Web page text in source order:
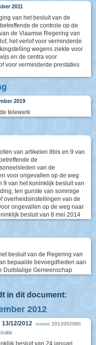
2011
van het besluit van de
de controle op de
de Vlaamse Regering van
het verlof voor verminderde
wegens ziekte voor
en de centra voor
voor verminderde prestaties
2019
telewerk
van artikelen 8bis en 9 van
de
van de
voor ongevallen op de weg
9 van het koninklijk besluit van
ten gunste van sommige
overheidsinstellingen van de
ongevallen op de weg naar
besluit van 8 mei 2014
besluit van de Regering van
bepaalde bevoegdheden aan
Duitstalige Gemeenschap
in dit document:
2012
13/12/2012 numac 2012002060
besluit van 24 januari